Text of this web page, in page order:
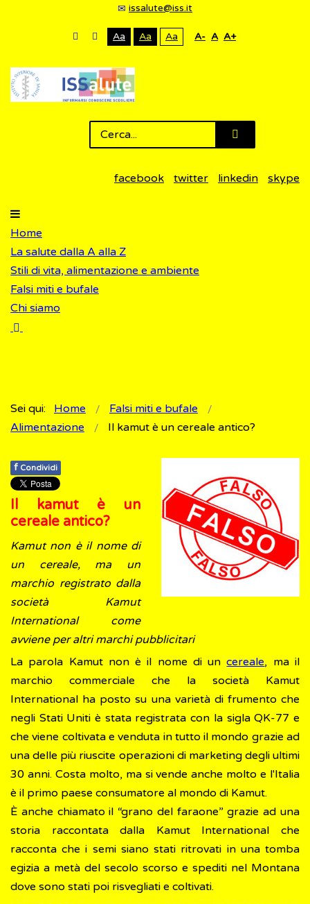
issalute@iss.it
Aa Aa Aa A- A A+
facebook twitter linkedin skype
Home
La salute dalla A alla Z
Stili di vita, alimentazione e ambiente
Falsi miti e bufale
Chi siamo
Sei qui: Home
Falsi miti e bufale
Alimentazione
Il kamut è un cereale antico?
f Condividi
Il kamut è un
cereale antico?
Kamut non è il nome di
un cereale, ma un
marchio registrato dalla
società Kamut
International come
avviene per altri marchi pubblicitari
La parola Kamut non è il nome di uncereale, ma il
marchio commerciale che la società Kamut
International ha posto su una varietà di frumento che
negli Stati Uniti è stata registrata con la sigla QK-77 e
che viene coltivata e venduta in tutto il mondo grazie ad
una delle più riuscite operazioni di marketing degli ultimi
30 anni. Costa molto, ma si vende anche molto e l'Italia
è il primo paese consumatore al mondo di Kamut.
È anche chiamato il “grano del faraone” grazie ad una
storia raccontata dalla Kamut International che
racconta che i semi siano stati ritrovati in una tomba
egizia a metà del secolo scorso e spediti nel Montana
dove sono stati poi risvegliati e coltivati.